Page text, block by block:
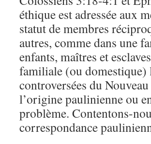
éthique est adressée aux
statut de membres
autres, comme dans une
enfants, maîtres et
familiale (ou domestique)
controversées du
l’origine paulinienne ou
problème. Contentons-
correspondance